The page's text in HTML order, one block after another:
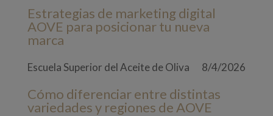
Estrategias de marketing digital
AOVE para posicionar tu nueva
marca
Escuela Superior del Aceite de Oliva 8/4/2026
Cómo diferenciar entre distintas
variedades y regiones de AOVE